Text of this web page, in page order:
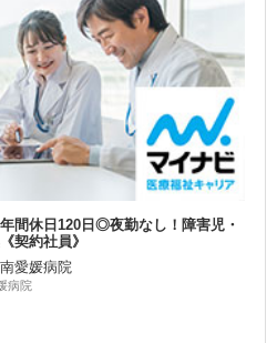
間休日120日◎夜勤なし！障害児・
契約社員》
愛媛病院
病院